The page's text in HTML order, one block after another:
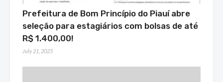
Prefeitura de Bom Princípio do Piauí abre
seleção para estagiários com bolsas de até
R$ 1.400,00!
July 21, 2025